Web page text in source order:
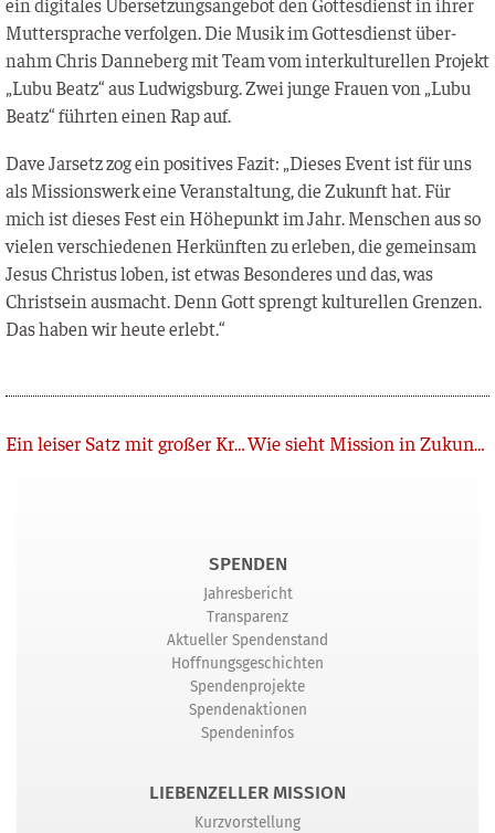
Mut­ter­spra­che ver­fol­gen. Die Musik im Got­tes­dienst über­
nahm Chris Dan­ne­berg mit Team vom inter­kul­tu­rel­len Pro­jekt
„Lubu Beatz“ aus Lud­wigs­burg. Zwei jun­ge Frau­en von „Lubu
Beatz“ führ­ten einen Rap auf.
Dave Jar­setz zog ein posi­ti­ves Fazit: „Die­ses Event ist für uns
als Mis­si­ons­werk eine Ver­an­stal­tung, die Zukunft hat. Für
mich ist die­ses Fest ein Höhe­punkt im Jahr. Men­schen aus so
vie­len ver­schie­de­nen Her­künf­ten zu erle­ben, die gemein­sam
Jesus Chris­tus loben, ist etwas Beson­de­res und das, was
Christ­sein aus­macht. Denn Gott sprengt kul­tu­rel­len Gren­zen.
Das haben wir heu­te erlebt.“
Zurück Ein leiser Satz mit großer Kraft Wie sieht Mission in Zukunft aus?
SPENDEN
Jahresbericht
Transparenz
Aktueller Spendenstand
Hoffnungsgeschichten
Spendenprojekte
Spendenaktionen
Spendeninfos
LIEBENZELLER MISSION
Kurzvorstellung